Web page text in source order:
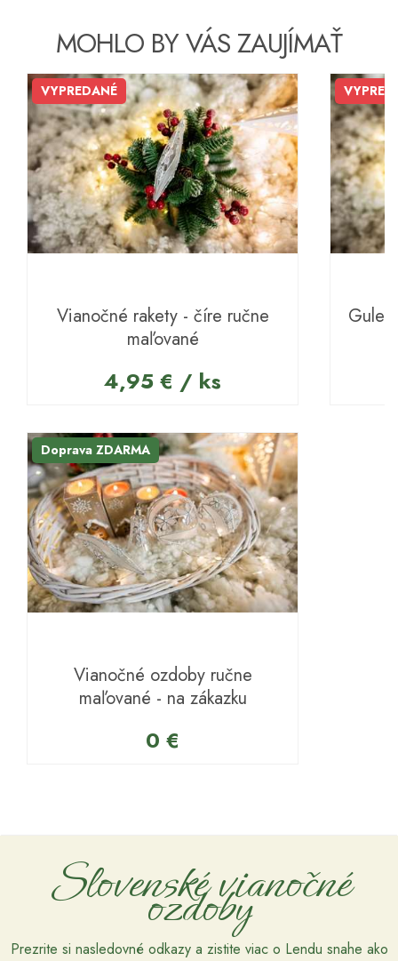
MOHLO BY VÁS ZAUJÍMAŤ
VYPREDANÉ
Vianočné rakety - číre ručne
maľované
4,95 € / ks
Gule
Doprava ZDARMA
Vianočné ozdoby ručne
maľované - na zákazku
0 €
Slovenské vianočné
ozdoby
Prezrite si nasledovné odkazy a zistite viac o Lendu snahe ako